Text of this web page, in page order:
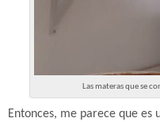
Las materas que se
Entonces, me parece que es